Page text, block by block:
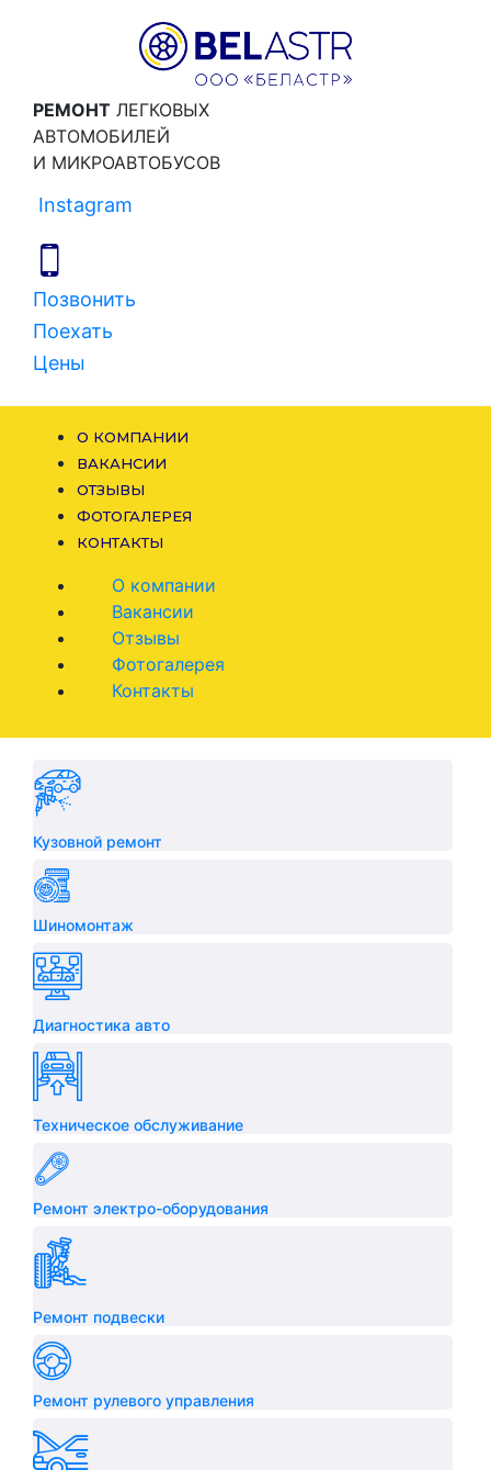
РЕМОНТ ЛЕГКОВЫХ
АВТОМОБИЛЕЙ
И МИКРОАВТОБУСОВ
Instagram
Позвонить
Поехать
Цены
О КОМПАНИИ
ВАКАНСИИ
ОТЗЫВЫ
ФОТОГАЛЕРЕЯ
КОНТАКТЫ
О компании
Вакансии
Отзывы
Фотогалерея
Контакты
Кузовной ремонт
Шиномонтаж
Диагностика авто
Техническое обслуживание
Ремонт электро-оборудования
Ремонт подвески
Ремонт рулевого управления